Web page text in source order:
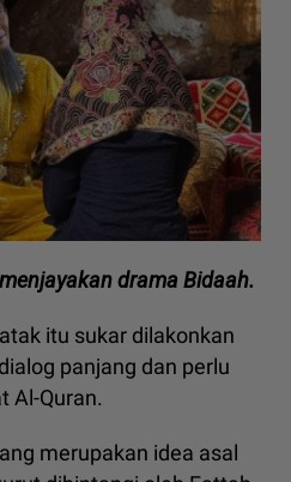
drama Bidaah.
itu sukar dilakonkan
panjang dan perlu
Al-Quran.
merupakan idea asal